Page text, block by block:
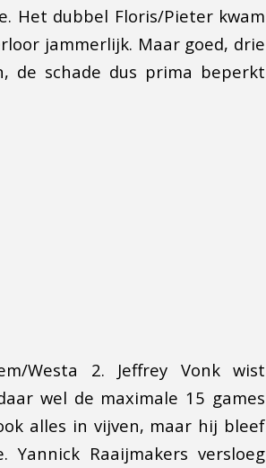
Het dubbel Floris/Pieter kwam
jammerlijk. Maar goed, drie
de schade dus prima beperkt
Westa 2. Jeffrey Vonk wist
wel de maximale 15 games
alles in vijven, maar hij bleef
Raaijmakers versloeg